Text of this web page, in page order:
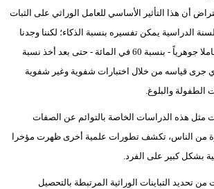
أن هذا التأثير الأساسي للعامل الوراثي على الثبات
الدراسية يمكن تفسيره بنسبة الذكاء؛ لكننا وجدنا
أن تأثير الجينات يظل عاملا جوهرياً - بنسبة 60 في المائة - حتى بعد أخذ نسبة
جرى قياسه من خلال اختبارات شفوية وغير شفوية
الطفولة والبلوغ.
مثل هذه الدراسات الخاصة بالتوائم عن الصفات
من الناس، تكشف تطورات علمية أخرى ظهرت مؤخرا
بشكل كبير على الفرد.
تحديد التباينات الوراثية المرتبطة بالتحصيل